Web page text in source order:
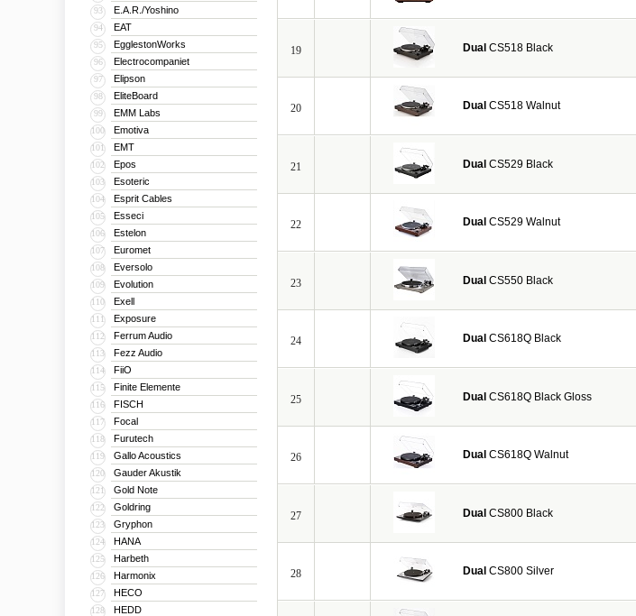
93 E.A.R./Yoshino
94 EAT
95 EgglestonWorks
96 Electrocompaniet
97 Elipson
98 EliteBoard
99 EMM Labs
100 Emotiva
101 EMT
102 Epos
103 Esoteric
104 Esprit Cables
105 Esseci
106 Estelon
107 Euromet
108 Eversolo
109 Evolution
110 Exell
111 Exposure
112 Ferrum Audio
113 Fezz Audio
114 FiiO
115 Finite Elemente
116 FISCH
117 Focal
118 Furutech
119 Gallo Acoustics
120 Gauder Akustik
121 Gold Note
122 Goldring
123 Gryphon
124 HANA
125 Harbeth
126 Harmonix
127 HECO
128 HEDD
19 Dual CS518 Black
20 Dual CS518 Walnut
21 Dual CS529 Black
22 Dual CS529 Walnut
23 Dual CS550 Black
24 Dual CS618Q Black
25 Dual CS618Q Black Gloss
26 Dual CS618Q Walnut
27 Dual CS800 Black
28 Dual CS800 Silver